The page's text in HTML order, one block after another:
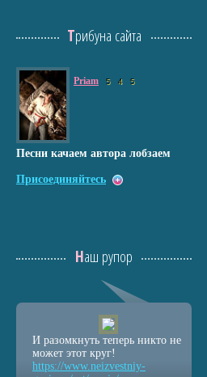
Трибуна сайта
Priam 5 4 5
Песни качаем автора лобзаем
Присоединяйтесь
Наш рупор
И разомкнуть теперь никто не
может этот круг!
https://www.neizvestniy-